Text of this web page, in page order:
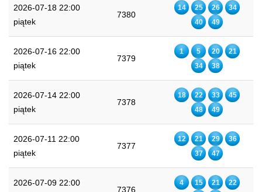
2026-07-18 22:00
piątek
7380
14 25 26
34
40
49
2026-07-16 22:00
piątek
7379
1 5 20
21
34
38
2026-07-14 22:00
piątek
7378
18 22 33
45
48
49
2026-07-11 22:00
piątek
7377
12 21 29
36
37
47
2026-07-09 22:00
7376
4 15 21
22